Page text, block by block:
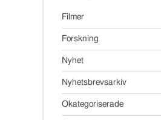
Filmer
Forskning
Nyhet
Nyhetsbrevsarkiv
Okategoriserade